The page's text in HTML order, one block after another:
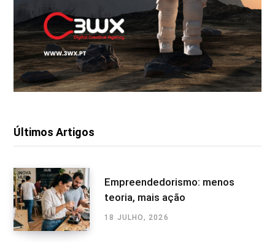
Últimos Artigos
Empreendedorismo: menos
teoria, mais ação
18 JULHO, 2026